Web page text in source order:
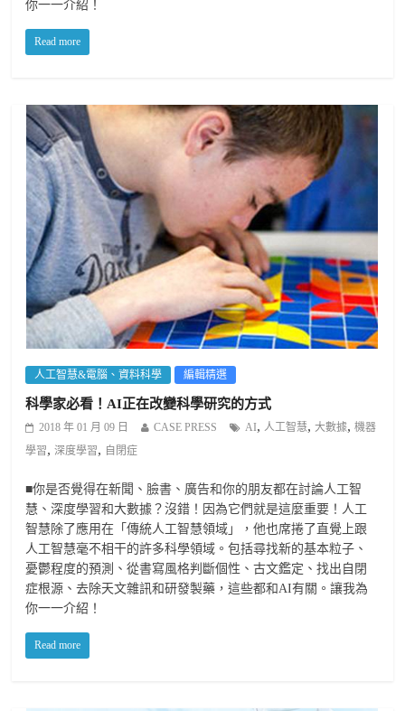
你一一介紹！
Read more
人工智慧&電腦、資料科學 編輯精選
科學家必看！AI正在改變科學研究的方式
2018 年 01 月 09 日 CASE PRESS AI, 人工智慧,大數據,機器
學習,深度學習, 自閉症
■你是否覺得在新聞、臉書、廣告和你的朋友都在討論人工智
慧、深度學習和大數據？沒錯！因為它們就是這麼重要！人工
智慧除了應用在「傳統人工智慧領域」，他也席捲了直覺上跟
人工智慧毫不相干的許多科學領域。包括尋找新的基本粒子、
憂鬱程度的預測、從書寫風格判斷個性、古文鑑定、找出自閉
症根源、去除天文雜訊和研發製藥，這些都和AI有關。讓我為
你一一介紹！
Read more